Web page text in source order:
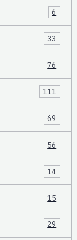
6
33
76
111
69
56
14
15
29